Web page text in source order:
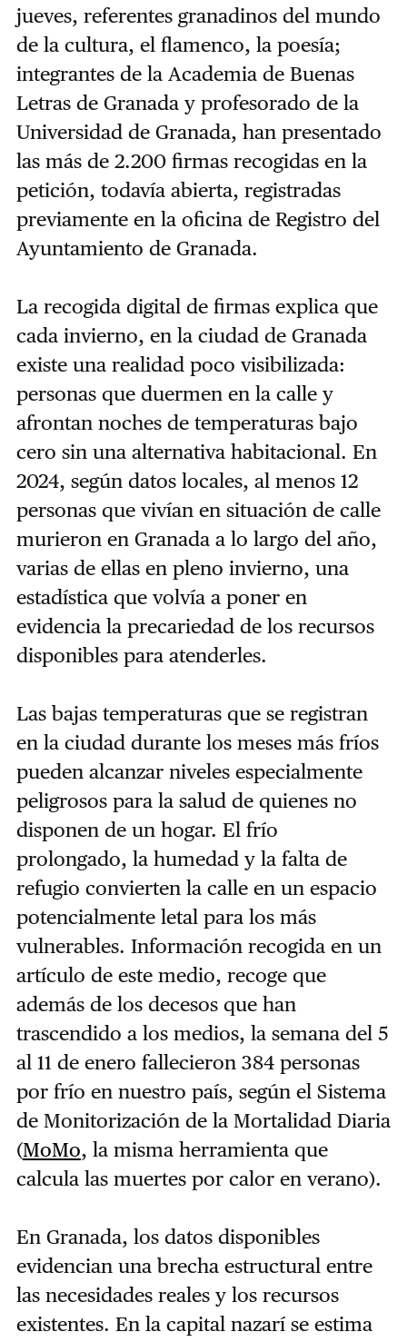
jueves, referentes granadinos del mundo
de la cultura, el flamenco, la poesía;
integrantes de la Academia de Buenas
Letras de Granada y profesorado de la
Universidad de Granada, han presentado
las más de 2.200 firmas recogidas en la
petición, todavía abierta, registradas
previamente en la oficina de Registro del
Ayuntamiento de Granada.
La recogida digital de firmas explica que
cada invierno, en la ciudad de Granada
existe una realidad poco visibilizada:
personas que duermen en la calle y
afrontan noches de temperaturas bajo
cero sin una alternativa habitacional. En
2024, según datos locales, al menos 12
personas que vivían en situación de calle
murieron en Granada a lo largo del año,
varias de ellas en pleno invierno, una
estadística que volvía a poner en
evidencia la precariedad de los recursos
disponibles para atenderles.
Las bajas temperaturas que se registran
en la ciudad durante los meses más fríos
pueden alcanzar niveles especialmente
peligrosos para la salud de quienes no
disponen de un hogar. El frío
prolongado, la humedad y la falta de
refugio convierten la calle en un espacio
potencialmente letal para los más
vulnerables. Información recogida en un
artículo de este medio, recoge que
además de los decesos que han
trascendido a los medios, la semana del 5
al 11 de enero fallecieron 384 personas
por frío en nuestro país, según el Sistema
de Monitorización de la Mortalidad Diaria
(MoMo, la misma herramienta que
calcula las muertes por calor en verano).
En Granada, los datos disponibles
evidencian una brecha estructural entre
las necesidades reales y los recursos
existentes. En la capital nazarí se estima